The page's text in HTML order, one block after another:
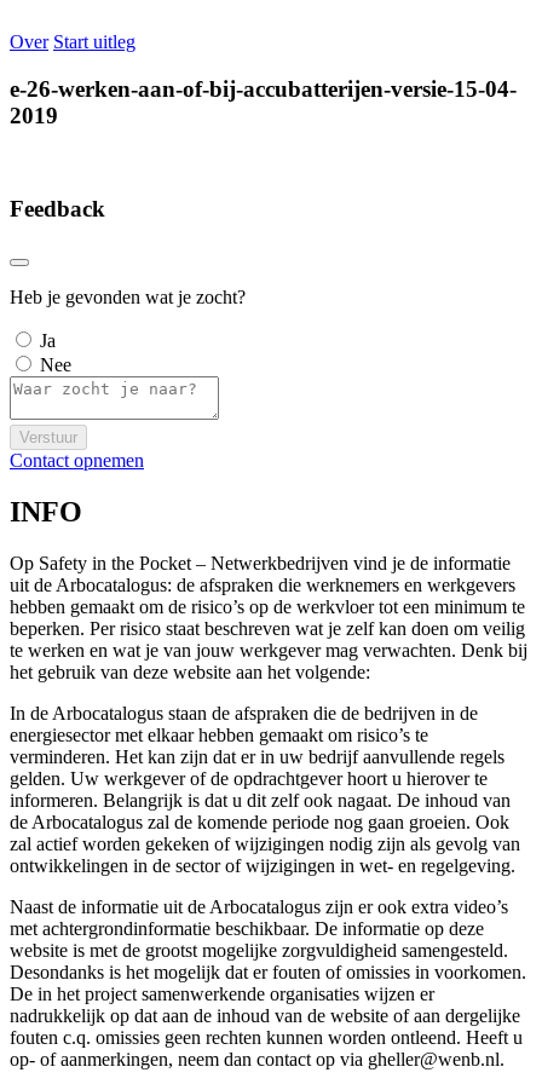
Over Start uitleg
e-26-werken-aan-of-bij-accubatterijen-versie-15-04-
2019
Feedback
Heb je gevonden wat je zocht?
Ja
Nee
Verstuur
Contact opnemen
INFO
Op Safety in the Pocket – Netwerkbedrijven vind je de informatie
uit de Arbocatalogus: de afspraken die werknemers en werkgevers
hebben gemaakt om de risico’s op de werkvloer tot een minimum te
beperken. Per risico staat beschreven wat je zelf kan doen om veilig
te werken en wat je van jouw werkgever mag verwachten. Denk bij
het gebruik van deze website aan het volgende:
In de Arbocatalogus staan de afspraken die de bedrijven in de
energiesector met elkaar hebben gemaakt om risico’s te
verminderen. Het kan zijn dat er in uw bedrijf aanvullende regels
gelden. Uw werkgever of de opdrachtgever hoort u hierover te
informeren. Belangrijk is dat u dit zelf ook nagaat. De inhoud van
de Arbocatalogus zal de komende periode nog gaan groeien. Ook
zal actief worden gekeken of wijzigingen nodig zijn als gevolg van
ontwikkelingen in de sector of wijzigingen in wet- en regelgeving.
Naast de informatie uit de Arbocatalogus zijn er ook extra video’s
met achtergrondinformatie beschikbaar. De informatie op deze
website is met de grootst mogelijke zorgvuldigheid samengesteld.
Desondanks is het mogelijk dat er fouten of omissies in voorkomen.
De in het project samenwerkende organisaties wijzen er
nadrukkelijk op dat aan de inhoud van de website of aan dergelijke
fouten c.q. omissies geen rechten kunnen worden ontleend. Heeft u
op- of aanmerkingen, neem dan contact op via gheller@wenb.nl.